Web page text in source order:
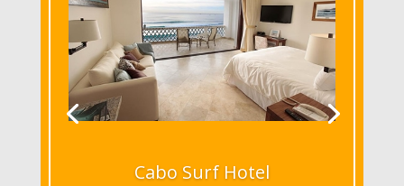
Cabo Surf Hotel